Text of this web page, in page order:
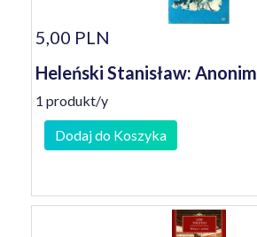
5,00 PLN
Heleński Stanisław: Anonim
1 produkt/y
Dodaj do Koszyka